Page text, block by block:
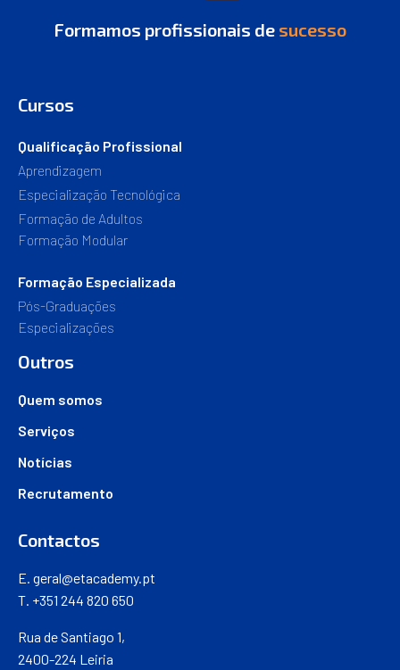
Formamos profissionais de sucesso
Cursos
Qualificação Profissional
Aprendizagem
Especialização Tecnológica
Formação de Adultos
Formação Modular
Formação Especializada
Pós-Graduações
Especializações
Outros
Quem somos
Serviços
Notícias
Recrutamento
Contactos
E. geral@etacademy.pt
T. +351 244 820 650
Rua de Santiago 1,
2400-224 Leiria